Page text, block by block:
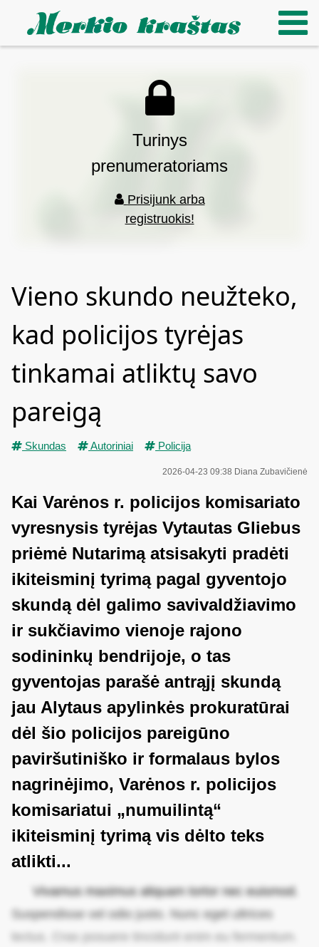
Turinys
prenumeratoriams
Prisijunk arba
registruokis!
Vieno skundo neužteko,
kad policijos tyrėjas
tinkamai atliktų savo
pareigą
Skundas Autoriniai Policija
2026-04-23 09:38 Diana Zubavičienė
Kai Varėnos r. policijos komisariato
vyresnysis tyrėjas Vytautas Gliebus
priėmė Nutarimą atsisakyti pradėti
ikiteisminį tyrimą pagal gyventojo
skundą dėl galimo savivaldžiavimo
ir sukčiavimo vienoje rajono
sodininkų bendrijoje, o tas
gyventojas parašė antrąjį skundą
jau Alytaus apylinkės prokuratūrai
dėl šio policijos pareigūno
paviršutiniško ir formalaus bylos
nagrinėjimo, Varėnos r. policijos
komisariatui „numuilintą“
ikiteisminį tyrimą vis dėlto teks
atlikti...
Vivamus maximus aliquam tortor nec euismod.
Suspendisse vel odio justo. Nunc eget ultrices